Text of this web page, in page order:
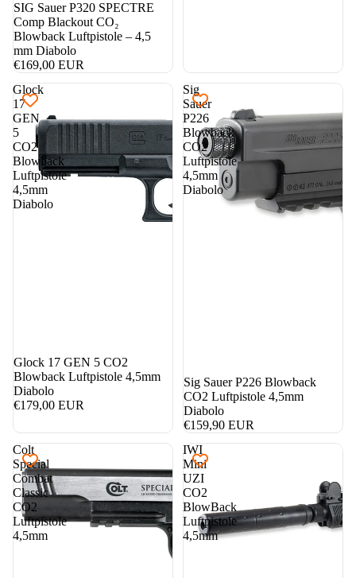
SIG Sauer P320 SPECTRE
Comp Blackout CO₂
Blowback Luftpistole – 4,5
mm Diabolo
€169,00 EUR
Glock
17
GEN
5
CO2
Blowback
Luftpistole
4,5mm
Diabolo
nicht auf Lager
Glock 17 GEN 5 CO2
Blowback Luftpistole 4,5mm
Diabolo
€179,00 EUR
Sig
Sauer
P226
Blowback
CO2
Luftpistole
4,5mm
Diabolo
Sig Sauer P226 Blowback
CO2 Luftpistole 4,5mm
Diabolo
€159,90 EUR
Colt
Special
Combat
Classic
CO2
Luftpistole
4,5mm
IWI
Mini
UZI
CO2
BlowBack
Luftpistole
4,5mm